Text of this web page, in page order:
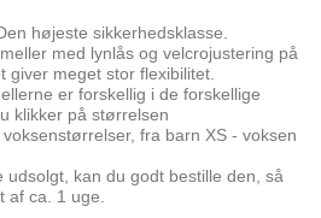
højeste sikkerhedsklasse.
med lynlås og velcrojustering på
giver meget stor flexibilitet.
er forskellig i de forskellige
klikker på størrelsen
fra barn XS - voksen
kan du godt bestille den, så
af ca. 1 uge.